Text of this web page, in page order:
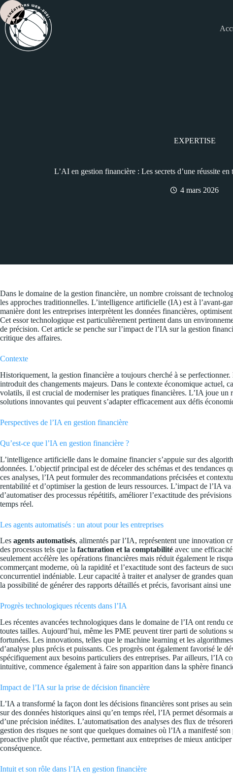
EXPERTISE
L’AI en gestion financière : Les secrets d’une réussite
4 mars 2026
Dans le domaine de la gestion financière, un nombre croissant de
les approches traditionnelles. L’intelligence artificielle (IA) est à l’avant-
manière dont les entreprises interprètent les données financières,
Cet essor technologique est particulièrement pertinent dans un
de précision. Cet article se penche sur l’impact de l’IA sur la gestion
critique des affaires.
Contexte
Historiquement, la gestion financière a toujours cherché à se
introduit des changements majeurs. Dans le contexte économique actuel,
volatils, il est crucial de moderniser les pratiques financières. L’IA joue un
solutions innovantes qui peuvent s’adapter efficacement aux défis
Perspectives de l’IA en gestion financière
Qu’est-ce que l’IA en gestion financière ?
L’intelligence artificielle dans le domaine financier s’appuie sur des
données. L’objectif principal est de déceler des schémas et des
ces analyses, l’IA peut formuler des recommandations précisées et
rentabilité et d’optimiser la gestion de leurs ressources. L’impact de l’IA
d’automatiser des processus répétitifs, améliorer l’exactitude des
temps réel.
Les agents automatisés : un atout pour les entreprises
Les agents automatisés, alimentés par l’IA, représentent une innovation
des processus tels que la facturation et la comptabilité avec une
seulement accélère les opérations financières mais réduit également le
commerçant moderne, où la rapidité et l’exactitude sont des facteurs de
concurrentiel indéniable. Leur capacité à traiter et analyser de grandes
la possibilité de générer des rapports détaillés et précis, favorisant ainsi
Progrès technologiques récents dans l’IA
Les récentes avancées technologiques dans le domaine de l’IA ont rendu
toutes tailles. Aujourd’hui, même les PME peuvent tirer parti de solutions
fortunées. Les innovations, telles que le machine learning et les
d’analyse plus précis et puissants. Ces progrès ont également favorisé le
spécifiquement aux besoins particuliers des entreprises. Par ailleurs, l’IA
intuitive, commence également à faire son apparition dans la sphère
Impact de l’IA sur la prise de décision financière
L’IA a transformé la façon dont les décisions financières sont prises au
sur des données historiques ainsi qu’en temps réel, l’IA permet désormais
d’une précision inédites. L’automatisation des analyses des flux de
gestion des risques ne sont que quelques domaines où l’IA a manifesté
proactive plutôt que réactive, permettant aux entreprises de mieux
conséquence.
Intuit et son rôle dans l’IA en gestion financière